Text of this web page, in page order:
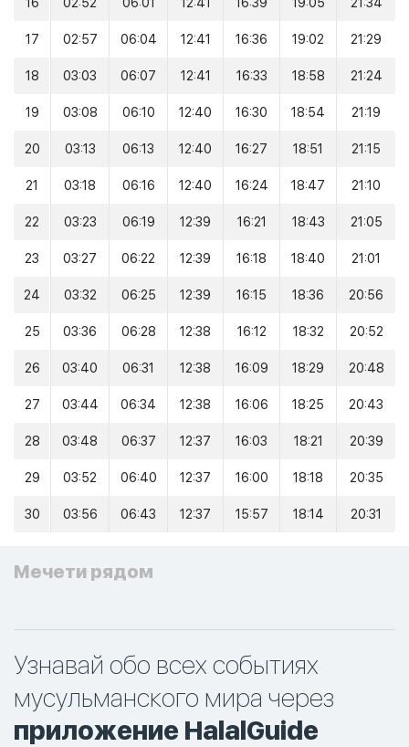
17 02:57 06:04 12:41 16:36 19:02 21:29
18 03:03 06:07 12:41 16:33 18:58 21:24
19 03:08 06:10 12:40 16:30 18:54 21:19
20 03:13 06:13 12:40 16:27 18:51 21:15
21 03:18 06:16 12:40 16:24 18:47 21:10
22 03:23 06:19 12:39 16:21 18:43 21:05
23 03:27 06:22 12:39 16:18 18:40 21:01
24 03:32 06:25 12:39 16:15 18:36 20:56
25 03:36 06:28 12:38 16:12 18:32 20:52
26 03:40 06:31 12:38 16:09 18:29 20:48
27 03:44 06:34 12:38 16:06 18:25 20:43
28 03:48 06:37 12:37 16:03 18:21 20:39
29 03:52 06:40 12:37 16:00 18:18 20:35
30 03:56 06:43 12:37 15:57 18:14 20:31
Мечети рядом
Узнавай обо всех событиях
мусульманского мира через
приложение HalalGuide